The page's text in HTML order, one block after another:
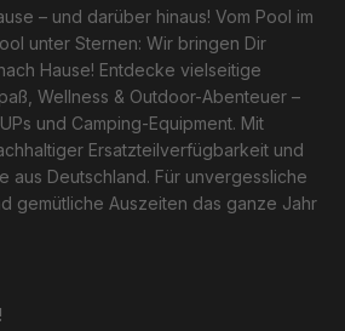
– und darüber hinaus! Vom Pool im
unter Sternen: Wir bringen Dir
Hause! Entdecke vielseitige
Wellness & Outdoor-Abenteuer –
und Camping-Equipment. Mit
Ersatzteilverfügbarkeit und
aus Deutschland. Für unvergessliche
gemütliche Auszeiten das ganze Jahr